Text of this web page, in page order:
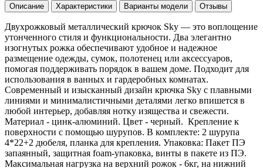
Описание Характеристики Варианты модели Отзывы
Двухрожковый металлический крючок Sky — это воплощение
утонченного стиля и функциональности. Два элегантно
изогнутых рожка обеспечивают удобное и надежное
размещение одежды, сумок, полотенец или аксессуаров,
помогая поддерживать порядок в вашем доме. Подходит для
использования в ванных и гардеробных комнатах.
Современный и изысканный дизайн крючка Sky с плавными
линиями и минималистичными деталями легко впишется в
любой интерьер, добавляя нотку изящества и свежести.
Материал - цинк-алюминий. Цвет - черный. Крепление к
поверхности с помощью шурупов. В комплекте: 2 шурупа
4*22+2 дюбеля, планка для крепления. Упаковка: Пакет ПЭ
запаянный, защитная foam-упаковка, винты в пакете из ПЭ.
Максимальная нагрузка на верхний рожок - 6кг, на нижний